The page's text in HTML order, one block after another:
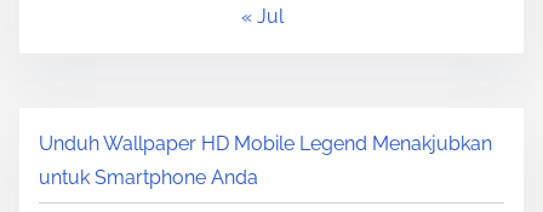
« Jul
Unduh Wallpaper HD Mobile Legend Menakjubkan
untuk Smartphone Anda